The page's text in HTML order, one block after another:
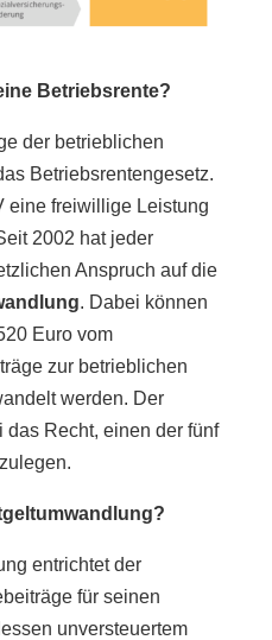
Betriebsrente?
der betrieblichen
Betriebsrentengesetz.
eine freiwillige Leistung
2002 hat jeder
Anspruch auf die
. Dabei können
Euro vom
zur betrieblichen
werden. Der
Recht, einen der fünf
entrichtet der
für seinen
unversteuertem